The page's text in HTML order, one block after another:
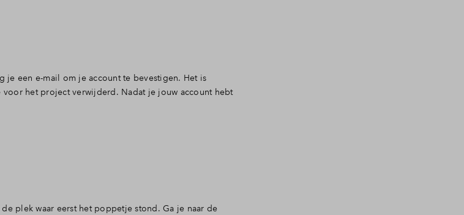
je een e-mail om je account te bevestigen. Het is
het project verwijderd. Nadat je jouw account hebt
plek waar eerst het poppetje stond. Ga je naar de